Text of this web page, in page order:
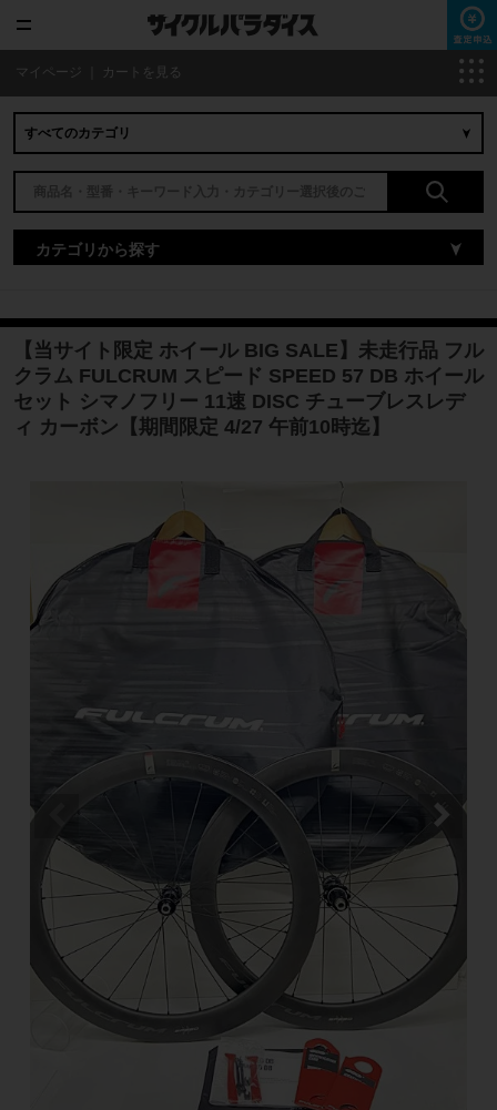
マイページ カートを見る
カテゴリから探す
【当サイト限定 ホイール BIG SALE】未走行品 フル
クラム FULCRUM スピード SPEED 57 DB ホイール
セット シマノフリー 11速 DISC チューブレスレデ
ィ カーボン【期間限定 4/27 午前10時迄】